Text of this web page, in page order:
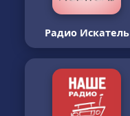
Радио Искатель